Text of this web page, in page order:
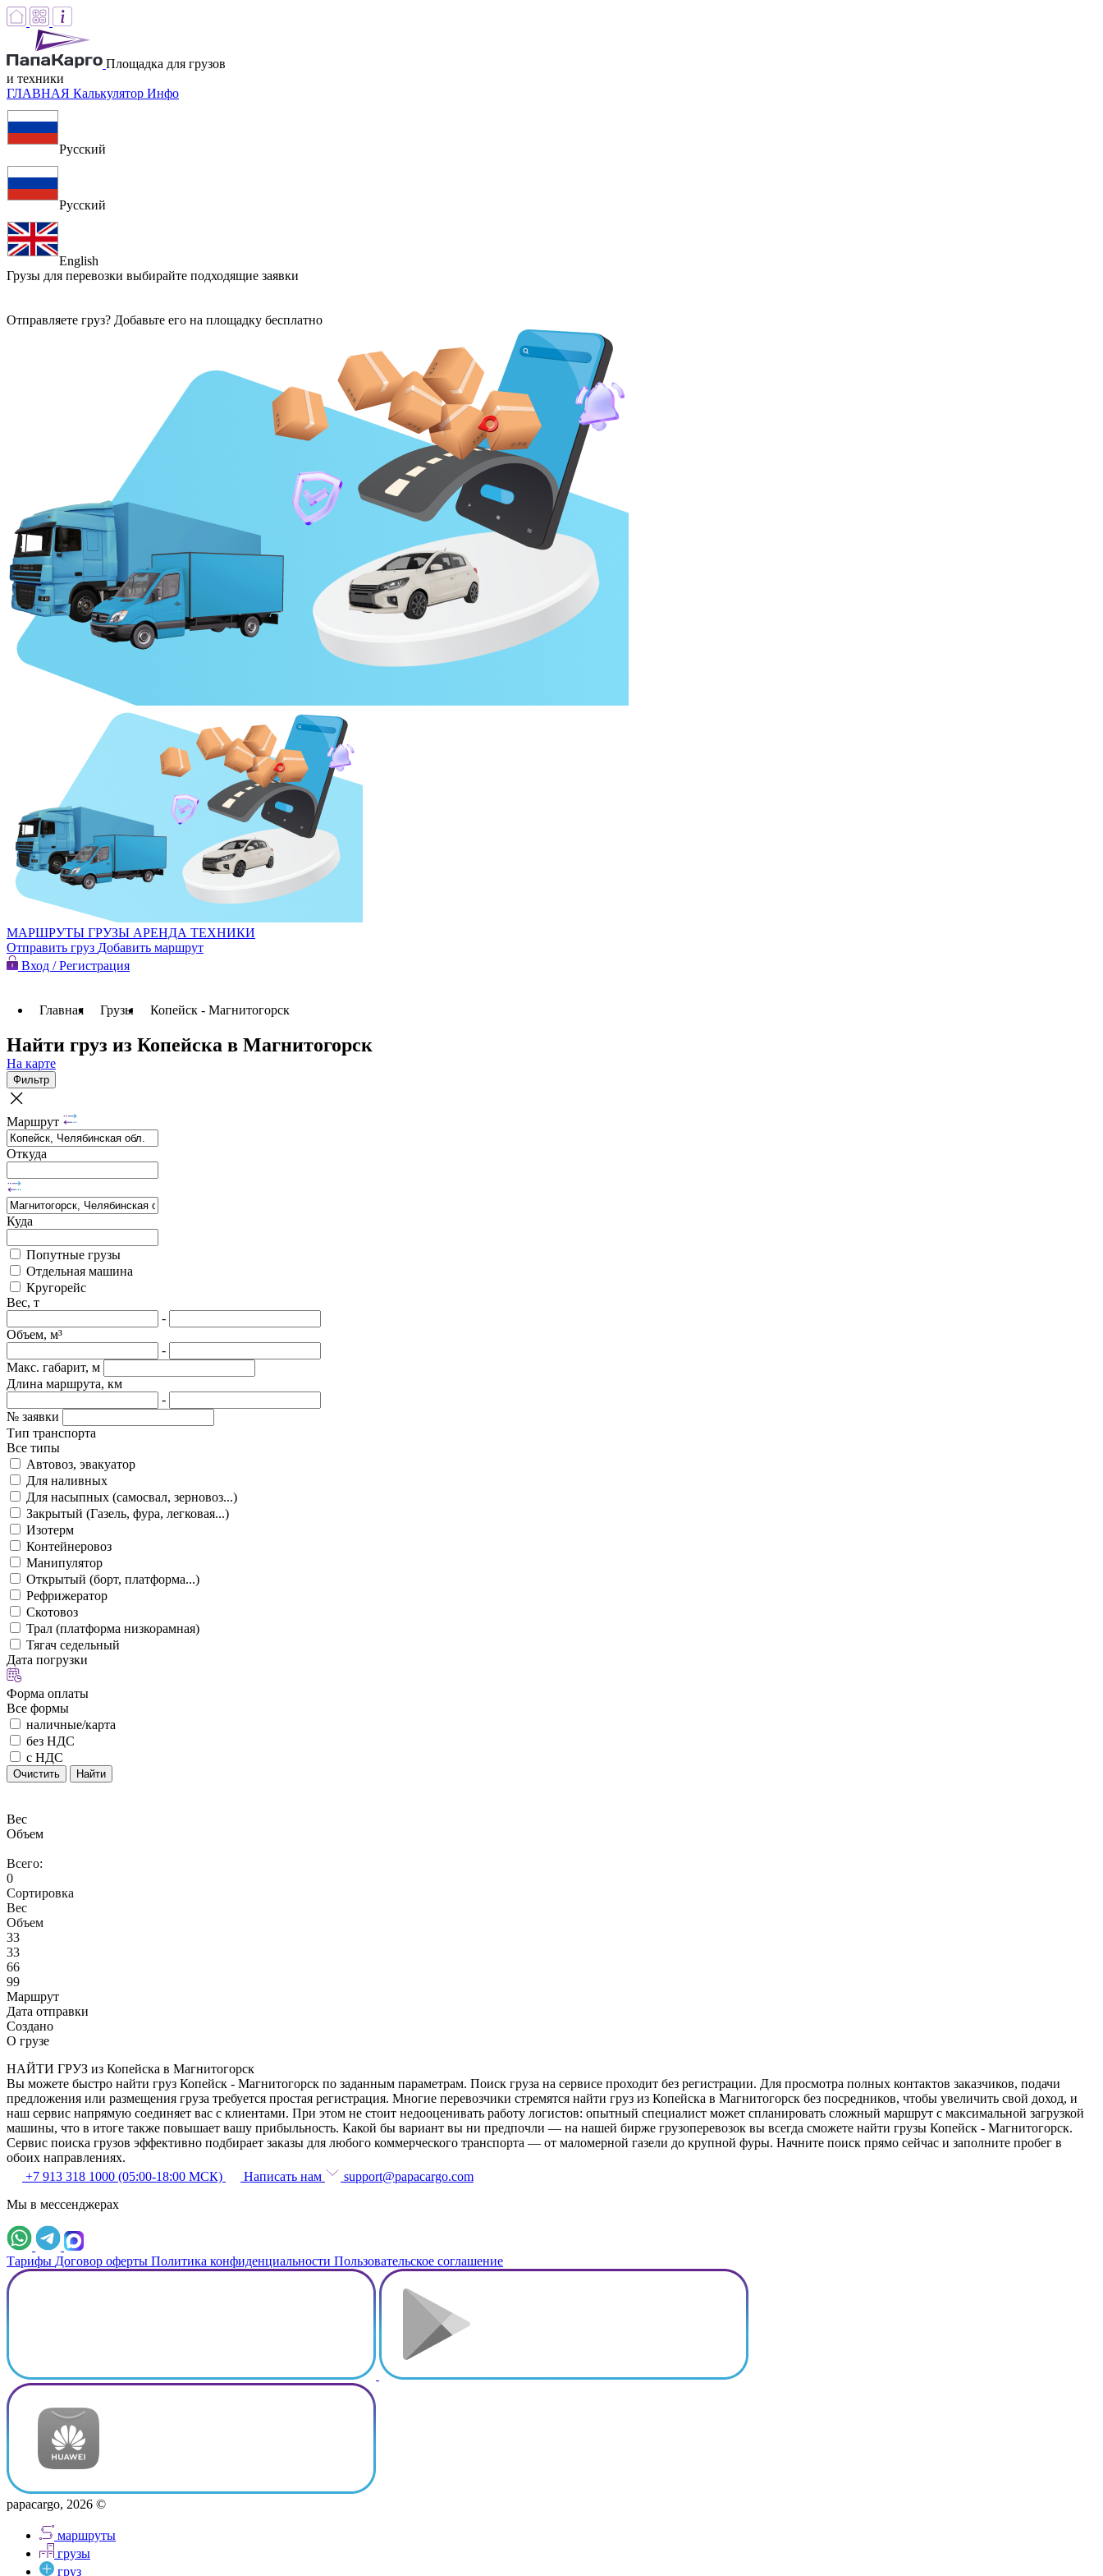
Площадка для грузов
и техники
ГЛАВНАЯ Калькулятор Инфо
Русский
Русский
English
Грузы для перевозки выбирайте подходящие заявки
Отправляете груз? Добавьте его на площадку бесплатно
МАРШРУТЫ ГРУЗЫ АРЕНДА ТЕХНИКИ
Отправить груз Добавить маршрут
Вход / Регистрация
Главная Грузы Копейск - Магнитогорск
Найти груз из Копейска в Магнитогорск
На карте
Фильтр
Маршрут
Откуда
Куда
Попутные грузы
Отдельная машина
Кругорейс
Вес, т
-
Объем, м³
-
Макс. габарит, м
Длина маршрута, км
-
№ заявки
Тип транспорта
Все типы
Автовоз, эвакуатор
Для наливных
Для насыпных (самосвал, зерновоз...)
Закрытый (Газель, фура, легковая...)
Изотерм
Контейнеровоз
Манипулятор
Открытый (борт, платформа...)
Рефрижератор
Скотовоз
Трал (платформа низкорамная)
Тягач седельный
Дата погрузки
Форма оплаты
Все формы
наличные/карта
без НДС
с НДС
Очистить Найти
Вес
Объем
Всего:
0
Сортировка
Вес
Объем
33
33
66
99
Маршрут
Дата отправки
Создано
О грузе
НАЙТИ ГРУЗ из Копейска в Магнитогорск
Вы можете быстро найти груз Копейск - Магнитогорск по заданным параметрам. Поиск груза на сервисе проходит без регистрации. Для просмотра полных контактов заказчиков, подачи
предложения или размещения груза требуется простая регистрация. Многие перевозчики стремятся найти груз из Копейска в Магнитогорск без посредников, чтобы увеличить свой доход, и
наш сервис напрямую соединяет вас с клиентами. При этом не стоит недооценивать работу логистов: опытный специалист может спланировать сложный маршрут с максимальной загрузкой
машины, что в итоге также повышает вашу прибыльность. Какой бы вариант вы ни предпочли — на нашей бирже грузоперевозок вы всегда сможете найти грузы Копейск - Магнитогорск.
Сервис поиска грузов эффективно подбирает заказы для любого коммерческого транспорта — от маломерной газели до крупной фуры. Начните поиск прямо сейчас и заполните пробег в
обоих направлениях.
+7 913 318 1000 (05:00-18:00 МСК)
Написать нам
support@papacargo.com
Мы в мессенджерах
Тарифы Договор оферты Политика конфиденциальности Пользовательское соглашение
papacargo, 2026 ©
маршруты
грузы
груз